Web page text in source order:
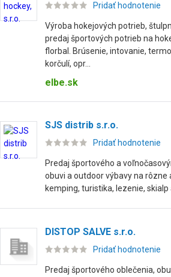
Pridať hodnotenie
Výroba hokejových potrieb,
predaj športových potrieb na
florbal. Brúsenie, intovanie,
korčulí, opr...
elbe.sk
SJS distrib s.r.o.
Pridať hodnotenie
Predaj športového a
obuvi a outdoor výbavy na rôzne
kemping, turistika, lezenie, skialp
DISTOP SALVE s.r.o.
Pridať hodnotenie
Predaj športového oblečenia,